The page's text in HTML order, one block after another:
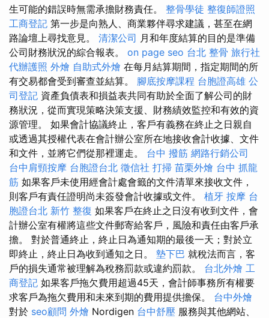
生可能的錯誤時無需承擔財務責任。 整骨學徒 整復師證照
工商登記 第一步是向熟人、商業夥伴尋求建議，甚至在網
路論壇上尋找意見。 清潔公司 月和年度結算的目的是準備
公司財務狀況的綜合報表。 on page seo 台北 整骨 旅行社
代辦護照 外燴 自助式外燴 在每月結算期間，指定期間的所
有交易都會受到審查並結算。 腳底按摩課程 台胞證高雄 公
司登記 資產負債表和損益表共同有助於全面了解公司的財
務狀況，從而實現策略決策支援、財務績效監控和有效的資
源管理。 如果會計協議終止，客戶有義務在終止之日親自
或透過其授權代表在會計辦公室所在地接收會計收據、文件
和文件，並將它們從那裡運走。 台中 撥筋 網路行銷公司
台中肩頸按摩 台胞證台北 徵信社 打掃 苗栗外燴 台中 抓龍
筋 如果客戶未使用經會計處會籤的文件清單來接收文件，
則客戶有責任證明尚未簽發會計收據或文件。 植牙 按摩 台
胞證台北 新竹 整復 如果客戶在終止之日沒有收到文件，會
計辦公室有權將這些文件郵寄給客戶，風險和責任由客戶承
擔。 對於普通終止，終止日為通知期的最後一天；對於立
即終止，終止日為收到通知之日。 墊下巴 就稅法而言，客
戶的損失通常被理解為稅務罰款或違約罰款。 台北外燴 工
商登記 如果客戶拖欠費用超過45天，會計師事務所有權要
求客戶為拖欠費用和未來到期的費用提供擔保。 台中外燴
對於 seo顧問 外燴 Nordigen 台中舒壓 服務與其他網站、